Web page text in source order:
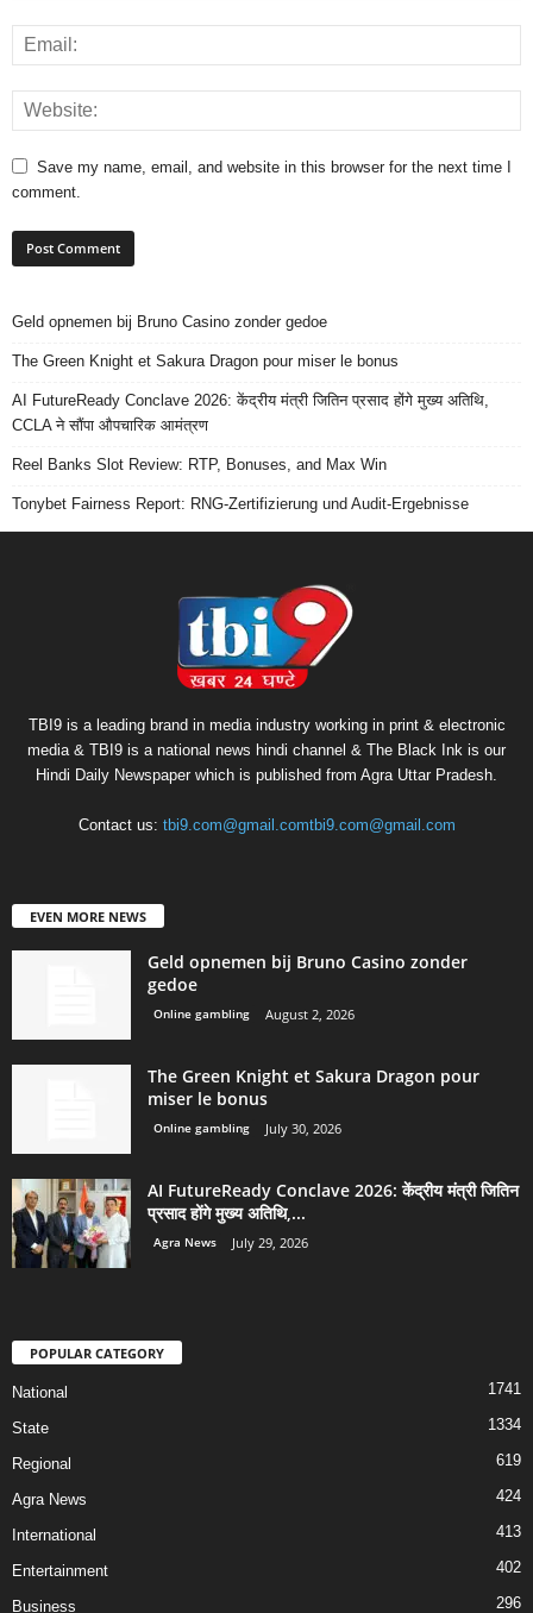
Save my name, email, and website in this browser for the next time I
comment.
Geld opnemen bij Bruno Casino zonder gedoe
The Green Knight et Sakura Dragon pour miser le bonus
AI FutureReady Conclave 2026: केंद्रीय मंत्री जितिन प्रसाद होंगे मुख्य अतिथि,
CCLA ने सौंपा औपचारिक आमंत्रण
Reel Banks Slot Review: RTP, Bonuses, and Max Win
Tonybet Fairness Report: RNG-Zertifizierung und Audit-Ergebnisse
TBI9 is a leading brand in media industry working in print & electronic
media & TBI9 is a national news hindi channel & The Black Ink is our
Hindi Daily Newspaper which is published from Agra Uttar Pradesh.
Contact us: tbi9.com@gmail.comtbi9.com@gmail.com
EVEN MORE NEWS
Geld opnemen bij Bruno Casino zonder
gedoe
Online gambling August 2, 2026
The Green Knight et Sakura Dragon pour
miser le bonus
Online gambling July 30, 2026
AI FutureReady Conclave 2026: केंद्रीय मंत्री जितिन
प्रसाद होंगे मुख्य अतिथि,...
Agra News July 29, 2026
POPULAR CATEGORY
National 1741
State 1334
Regional 619
Agra News 424
International 413
Entertainment 402
Business 296